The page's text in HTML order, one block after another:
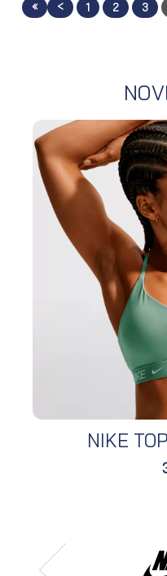
« < 1 2 3
NIKE